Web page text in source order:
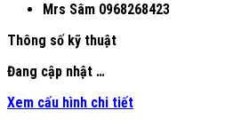
Mrs Sâm 0968268423
Thông số kỹ thuật
Đang cập nhật …
Xem cấu hình chi tiết